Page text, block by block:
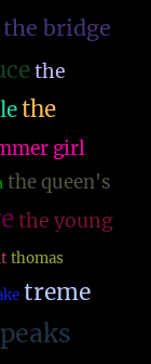
the bridge
the
the
girl
the queen's
the young
thomas
treme